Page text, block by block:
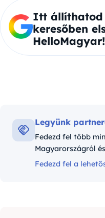
Itt állíthatod
keresőben
HelloMagyar!
Legyünk
Fedezd fel több
Magyarországról
Fedezd fel a